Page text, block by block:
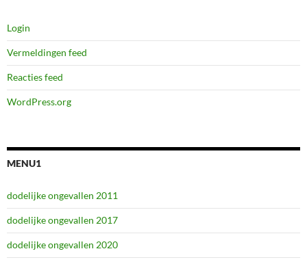
Login
Vermeldingen feed
Reacties feed
WordPress.org
MENU1
dodelijke ongevallen 2011
dodelijke ongevallen 2017
dodelijke ongevallen 2020